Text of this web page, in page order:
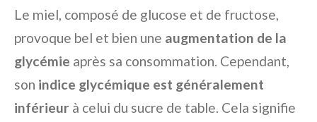
Le miel, composé de glucose et de fructose,
provoque bel et bien une augmentation de la
glycémie après sa consommation. Cependant,
son indice glycémique est généralement
inférieur à celui du sucre de table. Cela signifie